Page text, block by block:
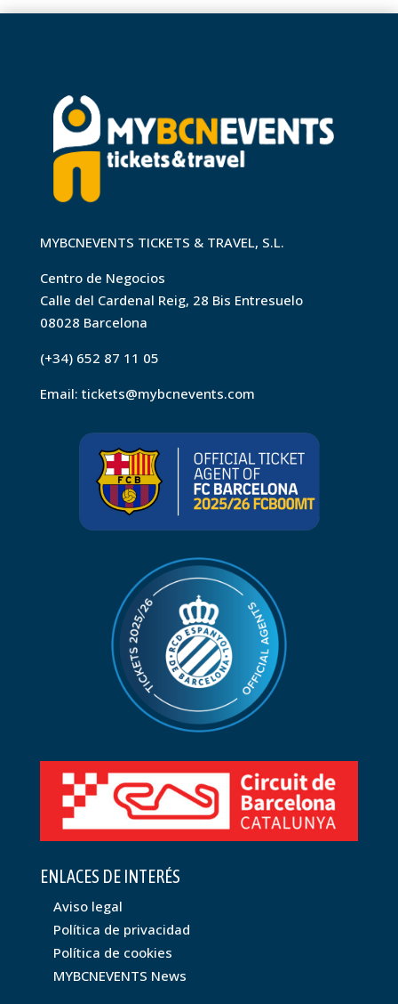
MYBCNEVENTS TICKETS & TRAVEL, S.L.
Centro de Negocios
Calle del Cardenal Reig, 28 Bis Entresuelo
08028 Barcelona
(+34) 652 87 11 05
Email: tickets@mybcnevents.com
ENLACES DE INTERÉS
Aviso legal
Política de privacidad
Política de cookies
MYBCNEVENTS News